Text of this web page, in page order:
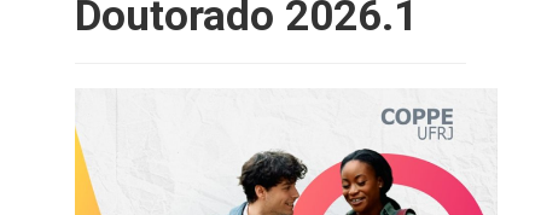
Doutorado 2026.1